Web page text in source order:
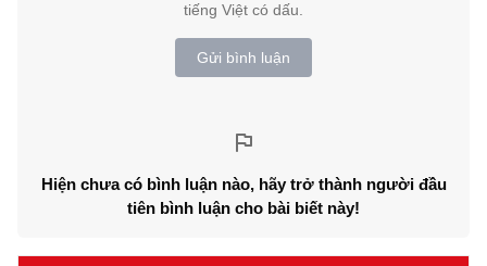
tiếng Việt có dấu.
Gửi bình luận
Hiện chưa có bình luận nào, hãy trở thành người đầu
tiên bình luận cho bài biết này!